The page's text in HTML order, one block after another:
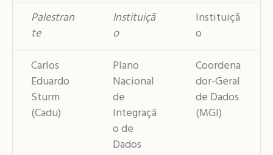
Palestran
te
Instituiçã
o
Instituiçã
o
Carlos
Eduardo
Sturm
(Cadu)
Plano
Nacional
de
Integraçã
o de
Dados
Coordena
dor-Geral
de Dados
(MGI)